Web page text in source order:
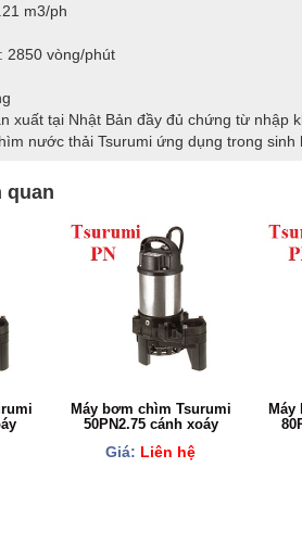
m3/ph
2850 vòng/phút
xuất tại Nhật Bản đầy đủ chứng từ nhập
nước thải Tsurumi ứng dụng trong sinh
quan
Máy bơm chìm Tsurumi
50PN2.75 cánh xoáy
Giá: Liên hệ
Máy